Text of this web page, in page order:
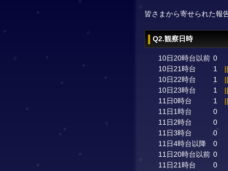
皆さまから寄せられた報
Q2.観察日時
10日20時台以前 0
10日21時台
1
10日22時台
1
10日23時台
1
11日0時台
1
11日1時台
0
11日2時台
0
11日3時台
0
11日4時台以降
0
11日20時台以前 0
11日21時台
0